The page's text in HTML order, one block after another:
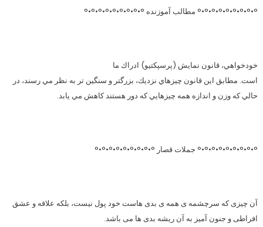
°•°•°•°•°•°•°•°•° مطالب آموزنده °•°•°•°•°•°•°•°•°
خودخواهي، قانون نمايش (پرسپكتيو) ادراك ما
است. مطابق اين قانون چيزهاي نزديك، بزرگتر و سنگين تر به نظر مي رسند، در
حالي كه وزن و اندازه همه چيزهايي كه دور هستند كاهش مي يابد.
°•°•°•°•°•°•°•°•° جملات قصار °•°•°•°•°•°•°•°•°
آن چیزی که سرچشمه ی همه ی بدی هاست خود پول نیست، بلکه علاقه و عشق
افراطی و جنون آمیز به آن ریشه بدی ها می باشد.